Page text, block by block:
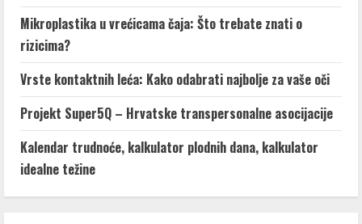
Mikroplastika u vrećicama čaja: Što trebate znati o
rizicima?
Vrste kontaktnih leća: Kako odabrati najbolje za vaše oči
Projekt Super5Q – Hrvatske transpersonalne asocijacije
Kalendar trudnoće, kalkulator plodnih dana, kalkulator
idealne težine